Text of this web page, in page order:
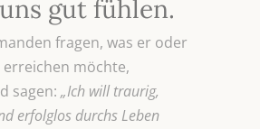
gut fühlen.
fragen, was er oder
erreichen möchte,
sagen:„Ich will traurig,
erfolglos durchs Leben